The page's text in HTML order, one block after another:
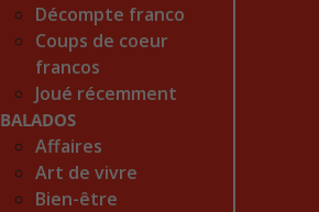
Décompte franco
Coups de coeur
francos
Joué récemment
BALADOS
Affaires
Art de vivre
Bien-être